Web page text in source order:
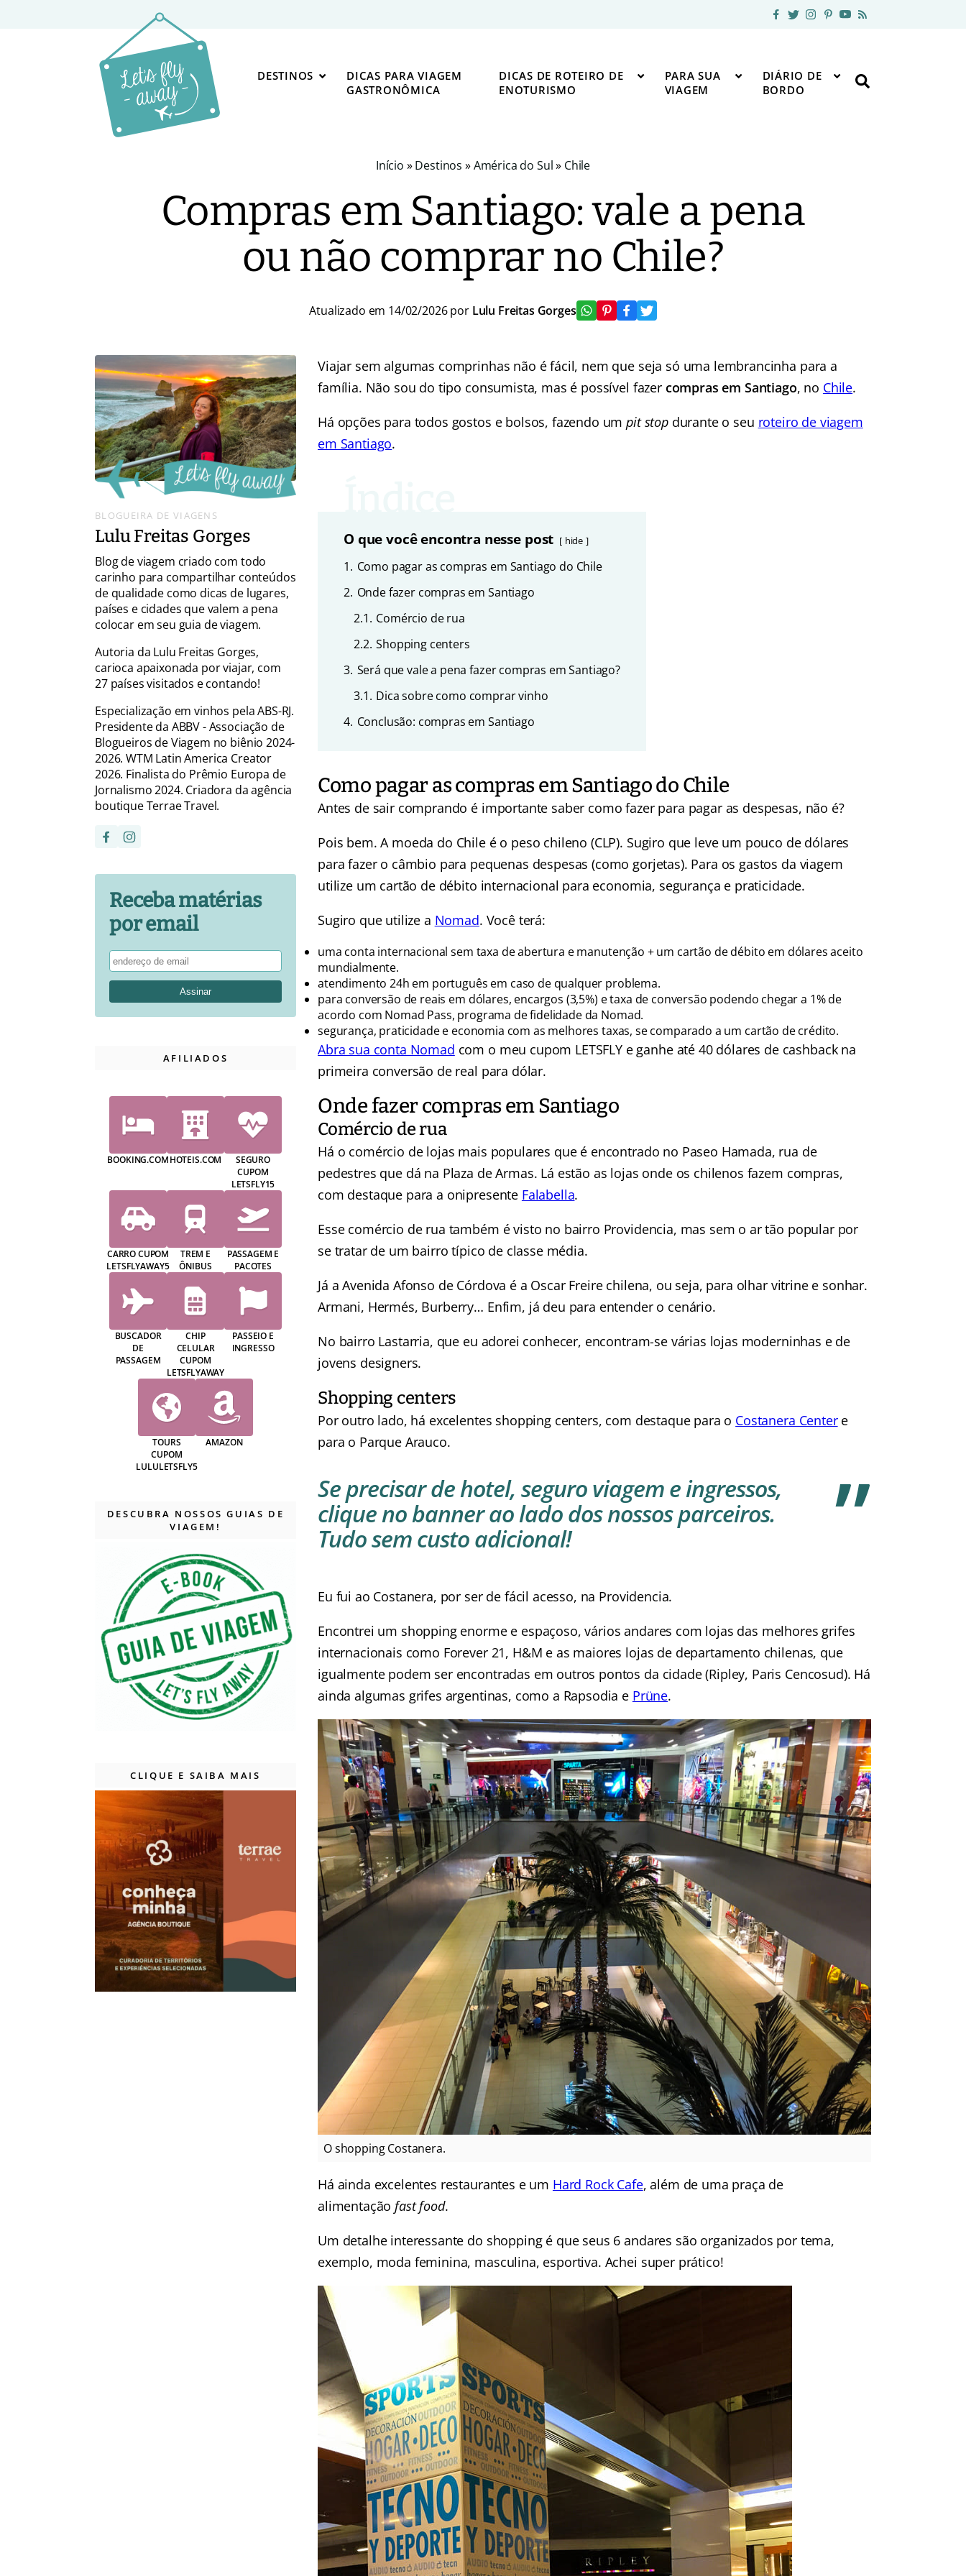
DESTINOS
DICAS PARA VIAGEM
GASTRONÔMICA
DICAS DE ROTEIRO DE
ENOTURISMO
PARA SUA
VIAGEM
DIÁRIO DE
BORDO
Início »Destinos »América do Sul» Chile
Compras em Santiago: vale a pena
ou não comprar no Chile?
Atualizado em 14/02/2026 por Lulu Freitas Gorges
Viajar sem algumas comprinhas não é fácil, nem que seja só uma lembrancinha para a
família. Não sou do tipo consumista, mas é possível fazer compras em Santiago, no Chile.
Há opções para todos gostos e bolsos, fazendo umpit stopdurante o seu roteiro de viagem
em Santiago.
O que você encontra nesse post hide
1. Como pagar as compras em Santiago do Chile
2. Onde fazer compras em Santiago
2.1. Comércio de rua
2.2. Shopping centers
3. Será que vale a pena fazer compras em Santiago?
3.1. Dica sobre como comprar vinho
4. Conclusão: compras em Santiago
Como pagar as compras em Santiago do Chile
Antes de sair comprando é importante saber como fazer para pagar as despesas, não é?
Pois bem. A moeda do Chile é o peso chileno (CLP). Sugiro que leve um pouco de dólares
para fazer o câmbio para pequenas despesas (como gorjetas). Para os gastos da viagem
utilize um cartão de débito internacional para economia, segurança e praticidade.
Sugiro que utilize a Nomad. Você terá:
uma conta internacional sem taxa de abertura e manutenção + um cartão de débito em dólares aceito
mundialmente.
atendimento 24h em português em caso de qualquer problema.
para conversão de reais em dólares, encargos (3,5%) e taxa de conversão podendo chegar a 1% de
acordo com Nomad Pass, programa de fidelidade da Nomad.
segurança, praticidade e economia com as melhores taxas, se comparado a um cartão de crédito.
Abra sua conta Nomad com o meu cupom LETSFLY e ganhe até 40 dólares de cashback na
primeira conversão de real para dólar.
Onde fazer compras em Santiago
Comércio de rua
Há o comércio de lojas mais populares que é encontrado no Paseo Hamada, rua de
pedestres que dá na Plaza de Armas. Lá estão as lojas onde os chilenos fazem compras,
com destaque para a onipresente Falabella.
Esse comércio de rua também é visto no bairro Providencia, mas sem o ar tão popular por
se tratar de um bairro típico de classe média.
Já a Avenida Afonso de Córdova é a Oscar Freire chilena, ou seja, para olhar vitrine e sonhar.
Armani, Hermés, Burberry… Enfim, já deu para entender o cenário.
No bairro Lastarria, que eu adorei conhecer, encontram-se várias lojas moderninhas e de
jovens designers.
Shopping centers
Por outro lado, há excelentes shopping centers, com destaque para o Costanera Centere
para o Parque Arauco.
Se precisar de hotel, seguro viagem e ingressos,
clique no banner ao lado dos nossos parceiros.
Tudo sem custo adicional!
Eu fui ao Costanera, por ser de fácil acesso, na Providencia.
Encontrei um shopping enorme e espaçoso, vários andares com lojas das melhores grifes
internacionais como Forever 21, H&M e as maiores lojas de departamento chilenas, que
igualmente podem ser encontradas em outros pontos da cidade (Ripley, Paris Cencosud). Há
ainda algumas grifes argentinas, como a Rapsodia e Prüne.
O shopping Costanera.
Há ainda excelentes restaurantes e um Hard Rock Cafe, além de uma praça de
alimentação fast food.
Um detalhe interessante do shopping é que seus 6 andares são organizados por tema,
exemplo, moda feminina, masculina, esportiva. Achei super prático!
BLOGUEIRA DE VIAGENS
Lulu Freitas Gorges
Blog de viagem criado com todo
carinho para compartilhar conteúdos
de qualidade como dicas de lugares,
países e cidades que valem a pena
colocar em seu guia de viagem.
Autoria da Lulu Freitas Gorges,
carioca apaixonada por viajar, com
27 países visitados e contando!
Especialização em vinhos pela ABS-RJ.
Presidente da ABBV - Associação de
Blogueiros de Viagem no biênio 2024-
2026. WTM Latin America Creator
2026. Finalista do Prêmio Europa de
Jornalismo 2024. Criadora da agência
boutique Terrae Travel.
Receba matérias
por email
AFILIADOS
BOOKING.COMHOTEIS.COM
SEGURO
CUPOM
LETSFLY15
CARRO CUPOM
LETSFLYAWAY5
TREM E
ÔNIBUS
PASSAGEM E
PACOTES
BUSCADOR
DE
PASSAGEM
CHIP
CELULAR
CUPOM
LETSFLYAWAY
PASSEIO E
INGRESSO
TOURS
CUPOM
LULULETSFLY5
AMAZON
DESCUBRA NOSSOS GUIAS DE
VIAGEM!
CLIQUE E SAIBA MAIS